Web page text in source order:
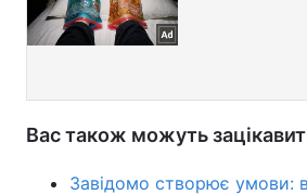
Вас також можуть
Завідомо створює умови: